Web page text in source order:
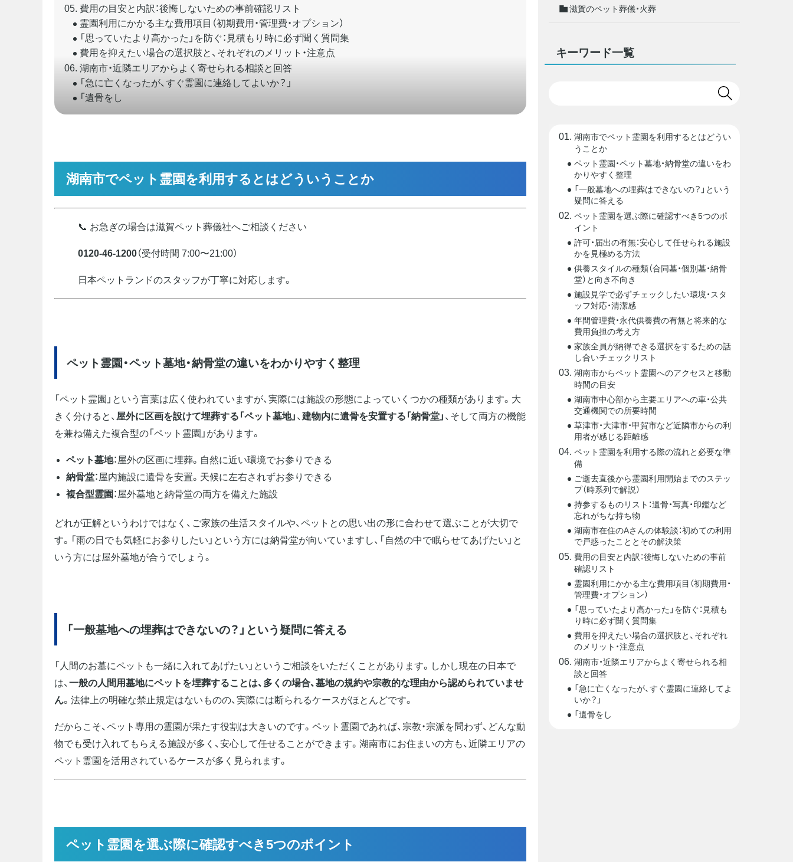
費用の目安と内訳：後悔しないための事前確認リスト
霊園利用にかかる主な費用項目（初期費用・管理費・オプション）
「思っていたより高かった」を防ぐ：見積もり時に必ず聞く質問集
費用を抑えたい場合の選択肢と、それぞれのメリット・注意点
湖南市・近隣エリアからよく寄せられる相談と回答
「急に亡くなったが、すぐ霊園に連絡してよいか？」
「遺骨をし
湖南市でペット霊園を利用するとはどういうことか
📞 お急ぎの場合は滋賀ペット葬儀社へご相談ください
0120-46-1200（受付時間 7:00〜21:00）
日本ペットランドのスタッフが丁寧に対応します。
ペット霊園・ペット墓地・納骨堂の違いをわかりやすく整理
「ペット霊園」という言葉は広く使われていますが、実際には施設の形態によっていくつかの種類があります。大
きく分けると、 屋外に区画を設けて埋葬する「ペット墓地」 、 建物内に遺骨を安置する「納骨堂」 、そして両方の機能
を兼ね備えた複合型の「ペット霊園」があります。
ペット墓地：屋外の区画に埋葬。自然に近い環境でお参りできる
納骨堂：屋内施設に遺骨を安置。天候に左右されずお参りできる
複合型霊園 ：屋外墓地と納骨堂の両方を備えた施設
どれが正解というわけではなく、ご家族の生活スタイルや、ペットとの思い出の形に合わせて選ぶことが大切で
す。「雨の日でも気軽にお参りしたい」という方には納骨堂が向いていますし、「自然の中で眠らせてあげたい」と
いう方には屋外墓地が合うでしょう。
「一般墓地への埋葬はできないの？」という疑問に答える
「人間のお墓にペットも一緒に入れてあげたい」というご相談をいただくことがあります。しかし現在の日本で
は、 一般の人間用墓地にペットを埋葬することは、多くの場合、墓地の規約や宗教的な理由から認められていませ
ん。法律上の明確な禁止規定はないものの、実際には断られるケースがほとんどです。
だからこそ、ペット専用の霊園が果たす役割は大きいのです。ペット霊園であれば、宗教・宗派を問わず、どんな動
物でも受け入れてもらえる施設が多く、安心して任せることができます。湖南市にお住まいの方も、近隣エリアの
ペット霊園を活用されているケースが多く見られます。
ペット霊園を選ぶ際に確認すべき5つのポイント
滋賀のペット葬儀・火葬
キーワード一覧
湖南市でペット霊園を利用するとはどうい
うことか
ペット霊園・ペット墓地・納骨堂の違いをわ
かりやすく整理
「一般墓地への埋葬はできないの？」という
疑問に答える
ペット霊園を選ぶ際に確認すべき5つのポ
イント
許可・届出の有無：安心して任せられる施設
かを見極める方法
供養スタイルの種類（合同墓・個別墓・納骨
堂）と向き不向き
施設見学で必ずチェックしたい環境・スタ
ッフ対応・清潔感
年間管理費・永代供養費の有無と将来的な
費用負担の考え方
家族全員が納得できる選択をするための話
し合いチェックリスト
湖南市からペット霊園へのアクセスと移動
時間の目安
湖南市中心部から主要エリアへの車・公共
交通機関での所要時間
草津市・大津市・甲賀市など近隣市からの利
用者が感じる距離感
ペット霊園を利用する際の流れと必要な準
備
ご逝去直後から霊園利用開始までのステッ
プ（時系列で解説）
持参するものリスト：遺骨・写真・印鑑など
忘れがちな持ち物
湖南市在住のAさんの体験談：初めての利用
で戸惑ったこととその解決策
費用の目安と内訳：後悔しないための事前
確認リスト
霊園利用にかかる主な費用項目（初期費用・
管理費・オプション）
「思っていたより高かった」を防ぐ：見積も
り時に必ず聞く質問集
費用を抑えたい場合の選択肢と、それぞれ
のメリット・注意点
湖南市・近隣エリアからよく寄せられる相
談と回答
「急に亡くなったが、すぐ霊園に連絡してよ
いか？」
「遺骨をし